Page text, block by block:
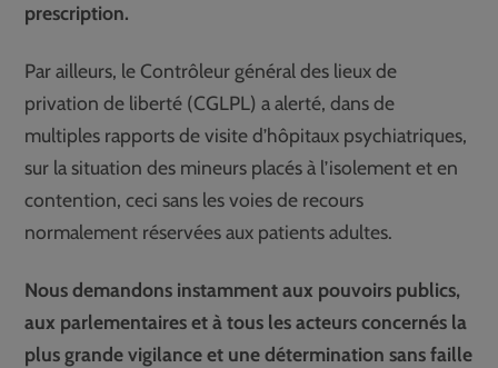
prescription.
Par ailleurs, le Contrôleur général des lieux de
privation de liberté (CGLPL) a alerté, dans de
multiples rapports de visite d’hôpitaux psychiatriques,
sur la situation des mineurs placés à l’isolement et en
contention, ceci sans les voies de recours
normalement réservées aux patients adultes.
Nous demandons instamment aux pouvoirs publics,
aux parlementaires et à tous les acteurs concernés la
plus grande vigilance et une détermination sans faille